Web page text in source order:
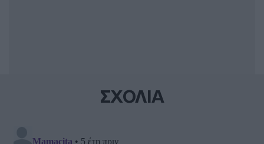
ΣΧΟΛΙΑ